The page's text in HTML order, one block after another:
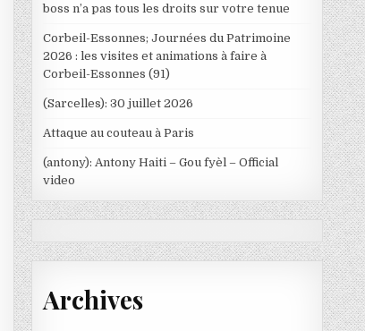
boss n’a pas tous les droits sur votre tenue
Corbeil-Essonnes; Journées du Patrimoine
2026 : les visites et animations à faire à
Corbeil-Essonnes (91)
(Sarcelles): 30 juillet 2026
Attaque au couteau à Paris
(antony): Antony Haiti – Gou fyèl – Official
video
Archives